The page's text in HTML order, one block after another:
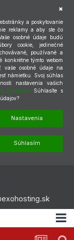
a poskytovanie
reklamy a aby ste čo
osobné údaje budú
cookie, jedinečné
používané a
konkrétne týmto webom
vaše osobné údaje na
námietku. Svoj súhlas
nastavenia vašich
súkromia.
Súhlasíte s
Nastavenia
Súhlasím